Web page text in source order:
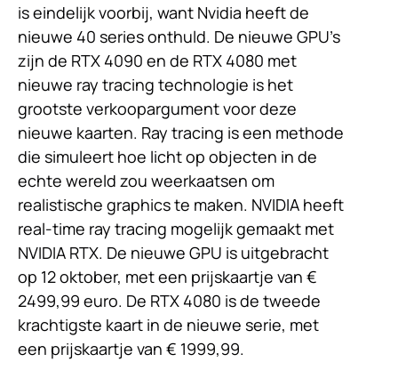
is eindelijk voorbij, want Nvidia heeft de
nieuwe 40 series onthuld. De nieuwe GPU's
zijn de RTX 4090 en de RTX 4080 met
nieuwe ray tracing technologie is het
grootste verkoopargument voor deze
nieuwe kaarten. Ray tracing is een methode
die simuleert hoe licht op objecten in de
echte wereld zou weerkaatsen om
realistische graphics te maken. NVIDIA heeft
real-time ray tracing mogelijk gemaakt met
NVIDIA RTX. De nieuwe GPU is uitgebracht
op 12 oktober, met een prijskaartje van €
2499,99 euro. De RTX 4080 is de tweede
krachtigste kaart in de nieuwe serie, met
een prijskaartje van € 1999,99.